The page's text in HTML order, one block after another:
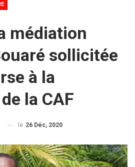
médiation
sollicitée
à la
la CAF
le 26 Déc, 2020